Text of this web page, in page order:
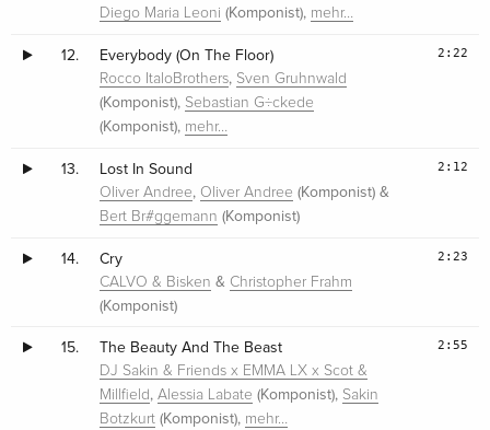
Diego Maria Leoni (Komponist), mehr…
12. Everybody (On The Floor)
Rocco ItaloBrothers, Sven Gruhnwald
(Komponist), Sebastian G÷ckede
(Komponist), mehr…
2:22
13. Lost In Sound
Oliver Andree, Oliver Andree (Komponist) &
Bert Br#ggemann (Komponist)
2:12
14. Cry
CALVO & Bisken & Christopher Frahm
(Komponist)
2:23
15. The Beauty And The Beast
DJ Sakin & Friends x EMMA LX x Scot &
Millfield ,Alessia Labate (Komponist), Sakin
Botzkurt (Komponist), mehr…
2:55